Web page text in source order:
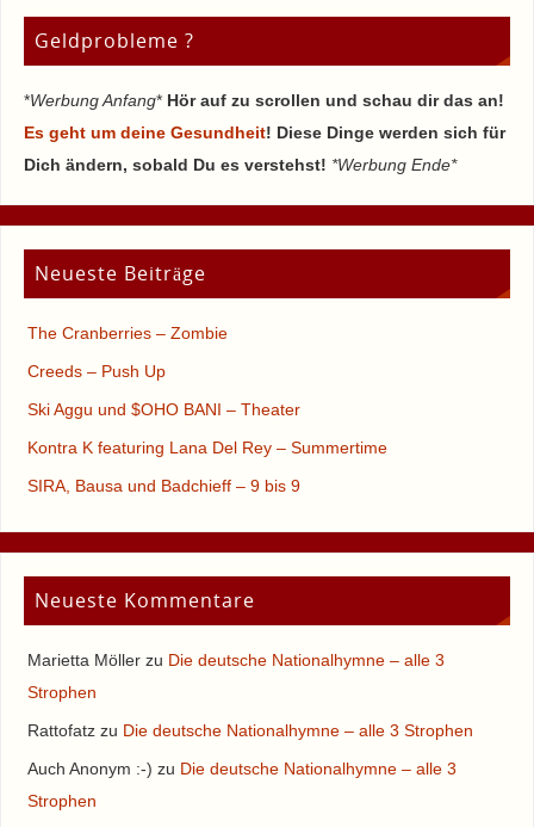
Geldprobleme ?
*Werbung Anfang* Hör auf zu scrollen und schau dir das an!
Es geht um deine Gesundheit! Diese Dinge werden sich für
Dich ändern, sobald Du es verstehst! *Werbung Ende*
Neueste Beiträge
The Cranberries – Zombie
Creeds – Push Up
Ski Aggu und $OHO BANI – Theater
Kontra K featuring Lana Del Rey – Summertime
SIRA, Bausa und Badchieff – 9 bis 9
Neueste Kommentare
Marietta Möllerzu Die deutsche Nationalhymne – alle 3
Strophen
Rattofatzzu Die deutsche Nationalhymne – alle 3 Strophen
Auch Anonym :-) zu Die deutsche Nationalhymne – alle 3
Strophen